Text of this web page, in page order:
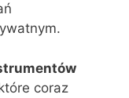
coraz